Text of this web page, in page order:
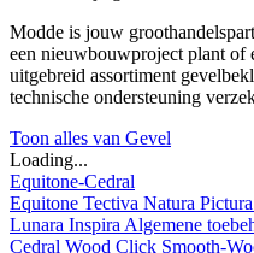
Modde is jouw
een nieuwbouwproject plant of
uitgebreid assortiment
technische ondersteuning
Toon alles van Gevel
Loading...
Equitone-Cedral
Equitone Tectiva Natura Pictura
Lunara Inspira Algemene
Cedral Wood Click Smooth-